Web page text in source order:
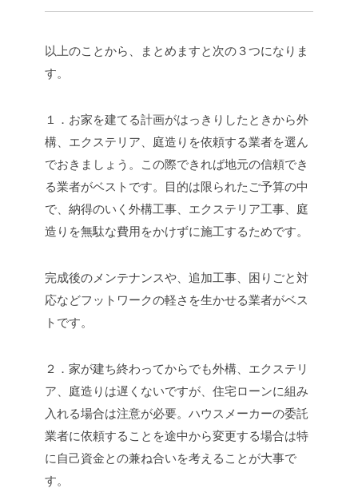
以上のことから、まとめますと次の３つになりま
す。
１．お家を建てる計画がはっきりしたときから外
構、エクステリア、庭造りを依頼する業者を選ん
でおきましょう。この際できれば地元の信頼でき
る業者がベストです。目的は限られたご予算の中
で、納得のいく外構工事、エクステリア工事、庭
造りを無駄な費用をかけずに施工するためです。
完成後のメンテナンスや、追加工事、困りごと対
応などフットワークの軽さを生かせる業者がベス
トです。
２．家が建ち終わってからでも外構、エクステリ
ア、庭造りは遅くないですが、住宅ローンに組み
入れる場合は注意が必要。ハウスメーカーの委託
業者に依頼することを途中から変更する場合は特
に自己資金との兼ね合いを考えることが大事で
す。